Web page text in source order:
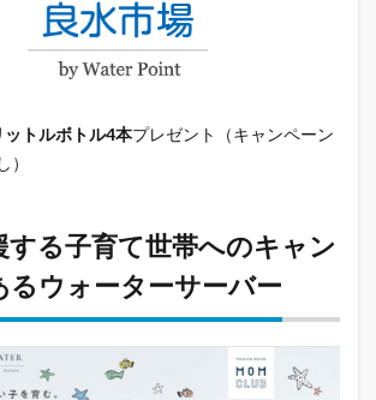
ットルボトル4本プレゼント（キャンペーン
する子育て世帯へのキャン
るウォーターサーバー